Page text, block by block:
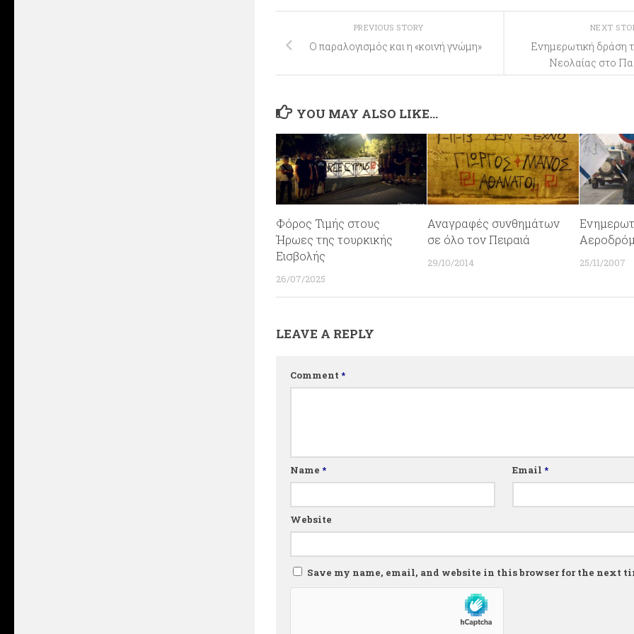
NEXT
Ενημερωτική δράση
Νεολαίας στο
PREVIOUS STORY
Ο παραλογισμός και η «κοινή γνώμη»
YOU MAY ALSO LIKE...
Φόρος Τιμής στους
Ήρωες της τουρκικής
Εισβολής
26/07/2025
Αναγραφές συνθημάτων
σε όλο τον Πειραιά
29/10/2014 25/11/2007
LEAVE A REPLY
Comment *
Name * Email*
Website
Save my name, email, and website in this browser for the next